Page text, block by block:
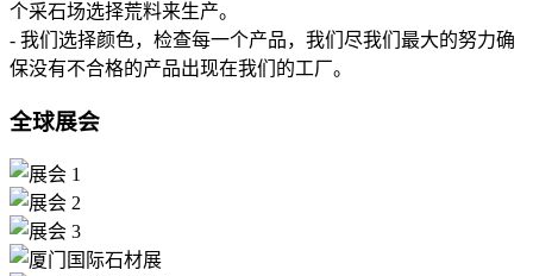
个采石场选择荒料来生产。
- 我们选择颜色，检查每一个产品，我们尽我们最大的努力确
保没有不合格的产品出现在我们的工厂。
全球展会